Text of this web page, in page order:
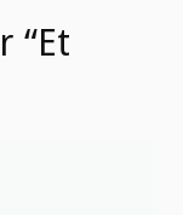
“Et